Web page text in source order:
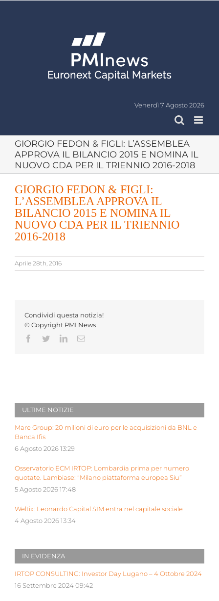
Venerdì 7 Agosto 2026
GIORGIO FEDON & FIGLI: L’ASSEMBLEA
APPROVA IL BILANCIO 2015 E NOMINA IL
NUOVO CDA PER IL TRIENNIO 2016-2018
GIORGIO FEDON & FIGLI:
L’ASSEMBLEA APPROVA IL
BILANCIO 2015 E NOMINA IL
NUOVO CDA PER IL TRIENNIO
2016-2018
Aprile 28th, 2016
Condividi questa notizia!
© Copyright PMI News
Facebook
TwitterLinkedInEmail
ULTIME NOTIZIE
Mare Group: 20 milioni di euro per le acquisizioni da BNL e
Banca Ifis
6 Agosto 2026 13:29
Osservatorio ECM IRTOP: Lombardia prima per numero
quotate. Lambiase: “Milano piattaforma europea Siu”
5 Agosto 2026 17:48
Weltix: Leonardo Capital SIM entra nel capitale sociale
4 Agosto 2026 13:34
IN EVIDENZA
IRTOP CONSULTING: Investor Day Lugano – 4 Ottobre 2024
16 Settembre 2024 09:42